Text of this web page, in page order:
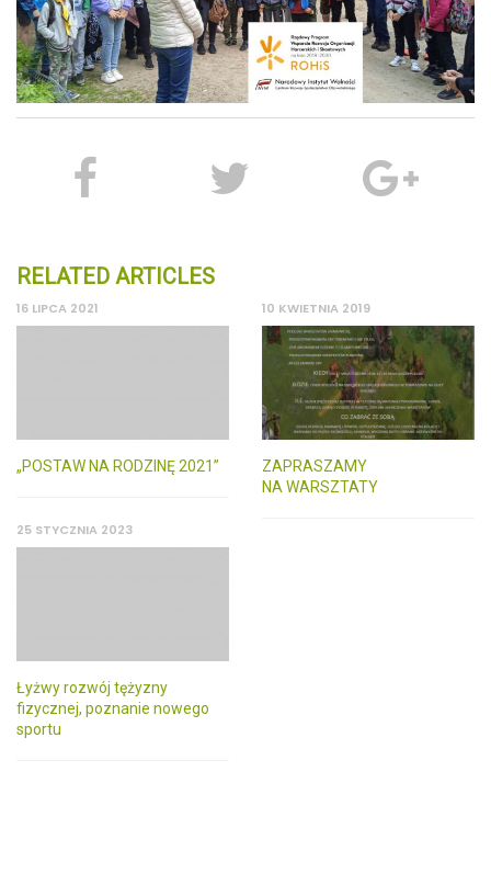
RELATED ARTICLES
16 LIPCA 2021
„POSTAW NA RODZINĘ 2021”
10 KWIETNIA 2019
ZAPRASZAMY
NA WARSZTATY
25 STYCZNIA 2023
Łyżwy rozwój tężyzny
fizycznej, poznanie nowego
sportu